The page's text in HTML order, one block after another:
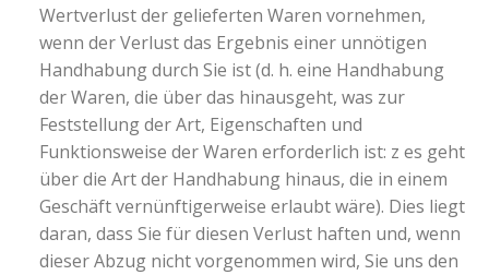
Wertverlust der gelieferten Waren vornehmen,
wenn der Verlust das Ergebnis einer unnötigen
Handhabung durch Sie ist (d. h. eine Handhabung
der Waren, die über das hinausgeht, was zur
Feststellung der Art, Eigenschaften und
Funktionsweise der Waren erforderlich ist: z es geht
über die Art der Handhabung hinaus, die in einem
Geschäft vernünftigerweise erlaubt wäre). Dies liegt
daran, dass Sie für diesen Verlust haften und, wenn
dieser Abzug nicht vorgenommen wird, Sie uns den